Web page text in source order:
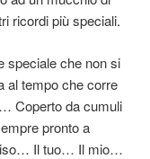
ricordi più speciali.
che non si
al tempo che corre
Coperto da cumuli
pronto a
Il tuo… Il mio…